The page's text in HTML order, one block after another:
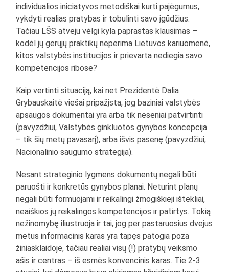
individualios iniciatyvos metodiškai kurti pajėgumus,
vykdyti realias pratybas ir tobulinti savo įgūdžius.
Tačiau LŠS atveju vėlgi kyla paprastas klausimas –
kodėl jų gerųjų praktikų neperima Lietuvos kariuomenė,
kitos valstybės institucijos ir prievarta nediegia savo
kompetencijos ribose?
Kaip vertinti situaciją, kai net Prezidentė Dalia
Grybauskaitė viešai pripažįsta, jog baziniai valstybės
apsaugos dokumentai yra arba tik neseniai patvirtinti
(pavyzdžiui, Valstybės ginkluotos gynybos koncepcija
– tik šių metų pavasarį), arba išvis pasenę (pavyzdžiui,
Nacionalinio saugumo strategija).
Nesant strateginio lygmens dokumentų negali būti
paruošti ir konkretūs gynybos planai. Neturint planų
negali būti formuojami ir reikalingi žmogiškieji ištekliai,
neaiškios jų reikalingos kompetencijos ir patirtys. Tokią
nežinomybę iliustruoja ir tai, jog per pastaruosius dvejus
metus informacinis karas yra tapęs patogia poza
žiniasklaidoje, tačiau realiai visų (!) pratybų veiksmo
ašis ir centras – iš esmės konvencinis karas. Tie 2-3